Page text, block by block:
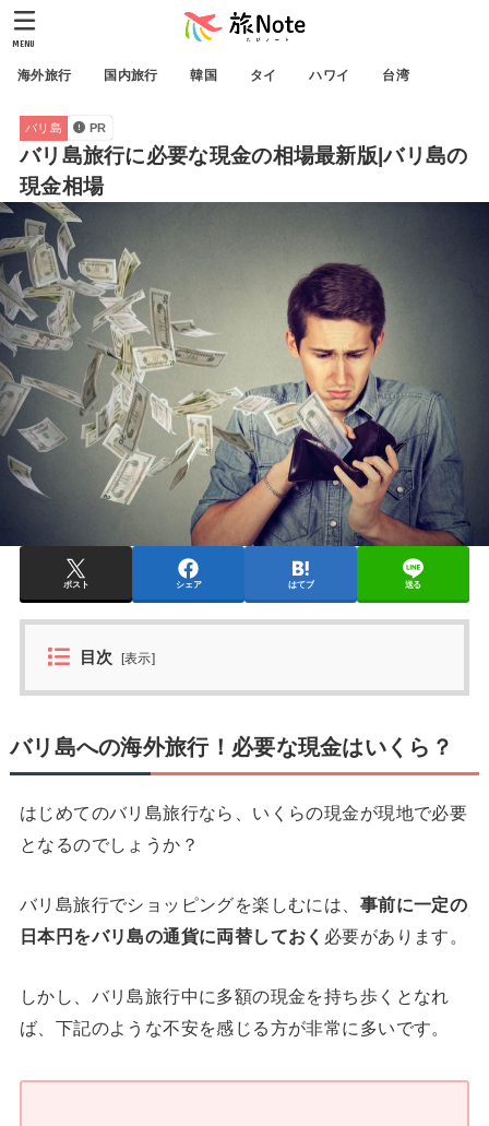
海外旅行 国内旅行 韓国 タイ ハワイ 台湾
MENU
バリ島 PR
バリ島旅行に必要な現金の相場最新版|バリ島の
現金相場
ポスト シェア はてブ 送る
目次 [表示]
バリ島への海外旅行！必要な現金はいくら？
はじめてのバリ島旅行なら、いくらの現金が現地で必要
となるのでしょうか？
バリ島旅行でショッピングを楽しむには、 事前に一定の
日本円をバリ島の通貨に両替しておく 必要があります。
しかし、バリ島旅行中に多額の現金を持ち歩くとなれ
ば、下記のような不安を感じる方が非常に多いです。